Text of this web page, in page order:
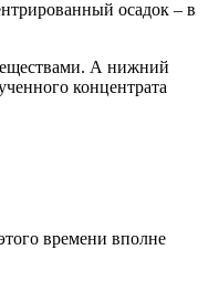
осадок – в
А нижний
концентрата
времени вполне